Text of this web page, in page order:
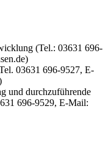
(Tel.: 03631 696-
03631 696-9527, E-
und durchzuführende
696-9529, E-Mail: